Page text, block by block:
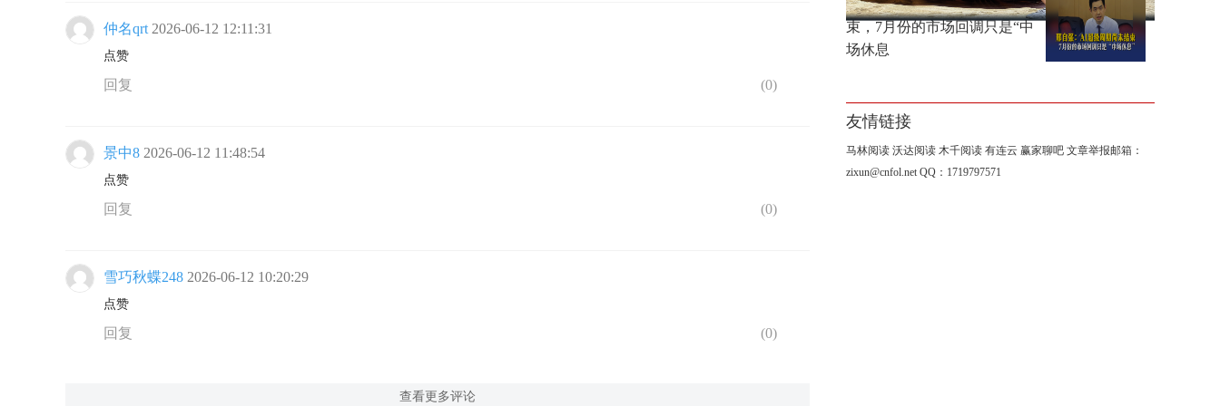
仲名qrt 2026-06-12 12:11:31
点赞
回复 (0)
景中8 2026-06-12 11:48:54
点赞
回复 (0)
雪巧秋蝶248 2026-06-12 10:20:29
点赞
回复 (0)
查看更多评论
邢自强：AI超级周期尚未结
束，7月份的市场回调只是“中
场休息
友情链接
马林阅读 沃达阅读 木千阅读 有连云 赢家聊吧 文章举报邮箱：
zixun@cnfol.net QQ：1719797571